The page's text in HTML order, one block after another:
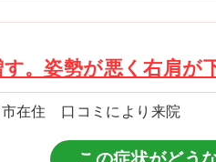
。姿勢が悪く右肩が
在住 口コミにより来院